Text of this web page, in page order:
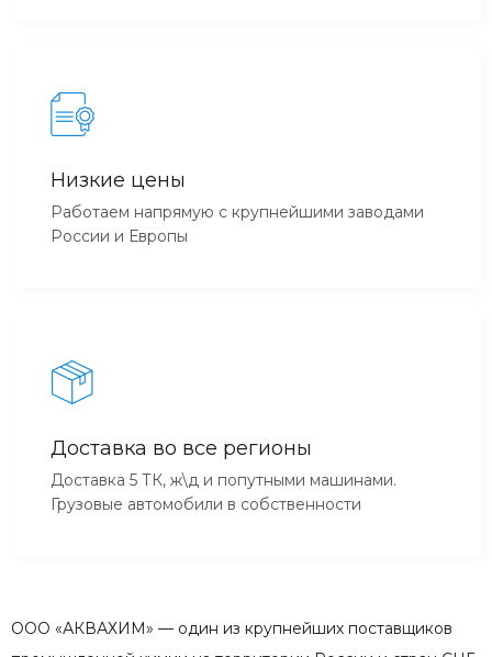
Низкие цены
Работаем напрямую с крупнейшими заводами
России и Европы
Доставка во все регионы
Доставка 5 ТК, ж\д и попутными машинами.
Грузовые автомобили в собственности
ООО «АКВАХИМ» — один из крупнейших поставщиков